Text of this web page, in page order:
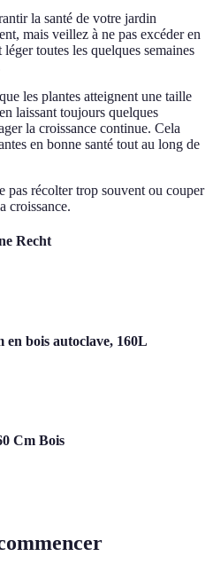
la santé de votre jardin
mais veillez à ne pas excéder en
toutes les quelques semaines
les plantes atteignent une taille
laissant toujours quelques
la croissance continue. Cela
en bonne santé tout au long de
pas récolter trop souvent ou couper
croissance.
Recht
en bois autoclave, 160L
Cm Bois